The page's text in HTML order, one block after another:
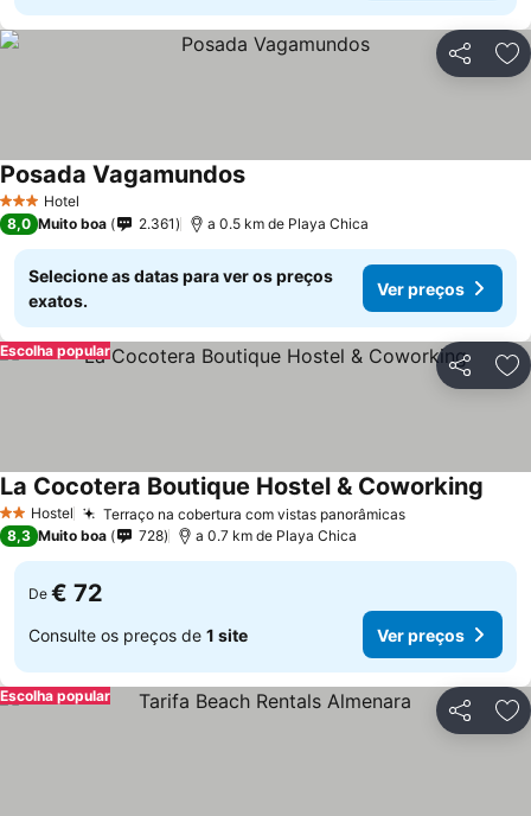
Partilhar
3 EstrelasHotel
Posada Vagamundos
8,0 Muito boa 2.361 a 0.5 km de Playa Chica
Selecione as datas para ver os preços
exatos.
Ver preços
Partilhar
Escolha popular
2 Estrelas
Hostel Terraço na cobertura com vistas panorâmicas
La Cocotera Boutique Hostel & Coworking
8,3 Muito boa 728 a 0.7 km de Playa Chica
De € 72
Consulte os preços de 1 site Ver preços
Partilhar
Escolha popular